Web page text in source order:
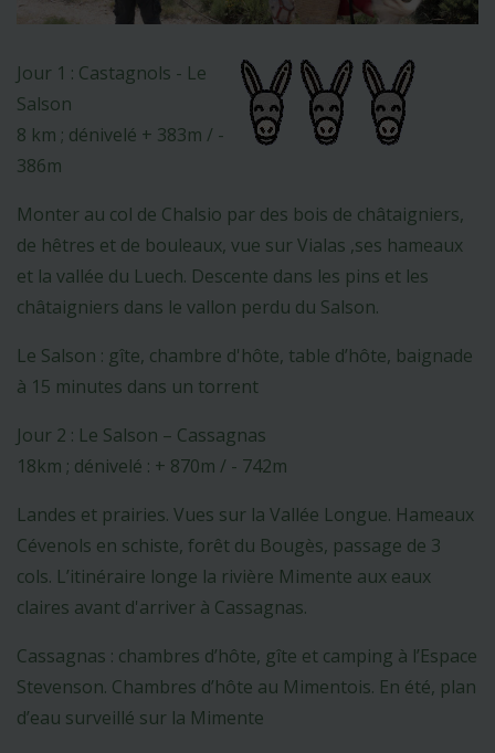
Jour 1 : Castagnols - Le
Salson
8 km ; dénivelé + 383m / -
386m
Monter au col de Chalsio par des bois de châtaigniers,
de hêtres et de bouleaux, vue sur Vialas ,ses hameaux
et la vallée du Luech. Descente dans les pins et les
châtaigniers dans le vallon perdu du Salson.
Le Salson : gîte, chambre d'hôte, table d’hôte, baignade
à 15 minutes dans un torrent
Jour 2 : Le Salson – Cassagnas
18km ; dénivelé : + 870m / - 742m
Landes et prairies. Vues sur la Vallée Longue. Hameaux
Cévenols en schiste, forêt du Bougès, passage de 3
cols. L’itinéraire longe la rivière Mimente aux eaux
claires avant d'arriver à Cassagnas.
Cassagnas : chambres d’hôte, gîte et camping à l’Espace
Stevenson. Chambres d’hôte au Mimentois. En été, plan
d’eau surveillé sur la Mimente